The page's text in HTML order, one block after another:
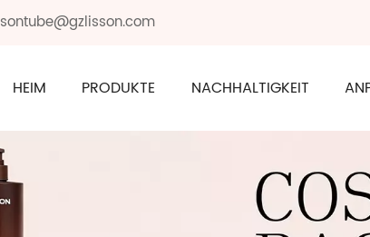
HEIM PRODUKTE NACHHALTIGKEIT